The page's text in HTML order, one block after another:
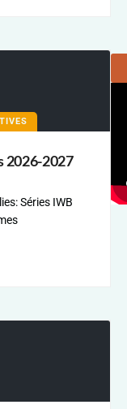
2026-2027
Séries IWB